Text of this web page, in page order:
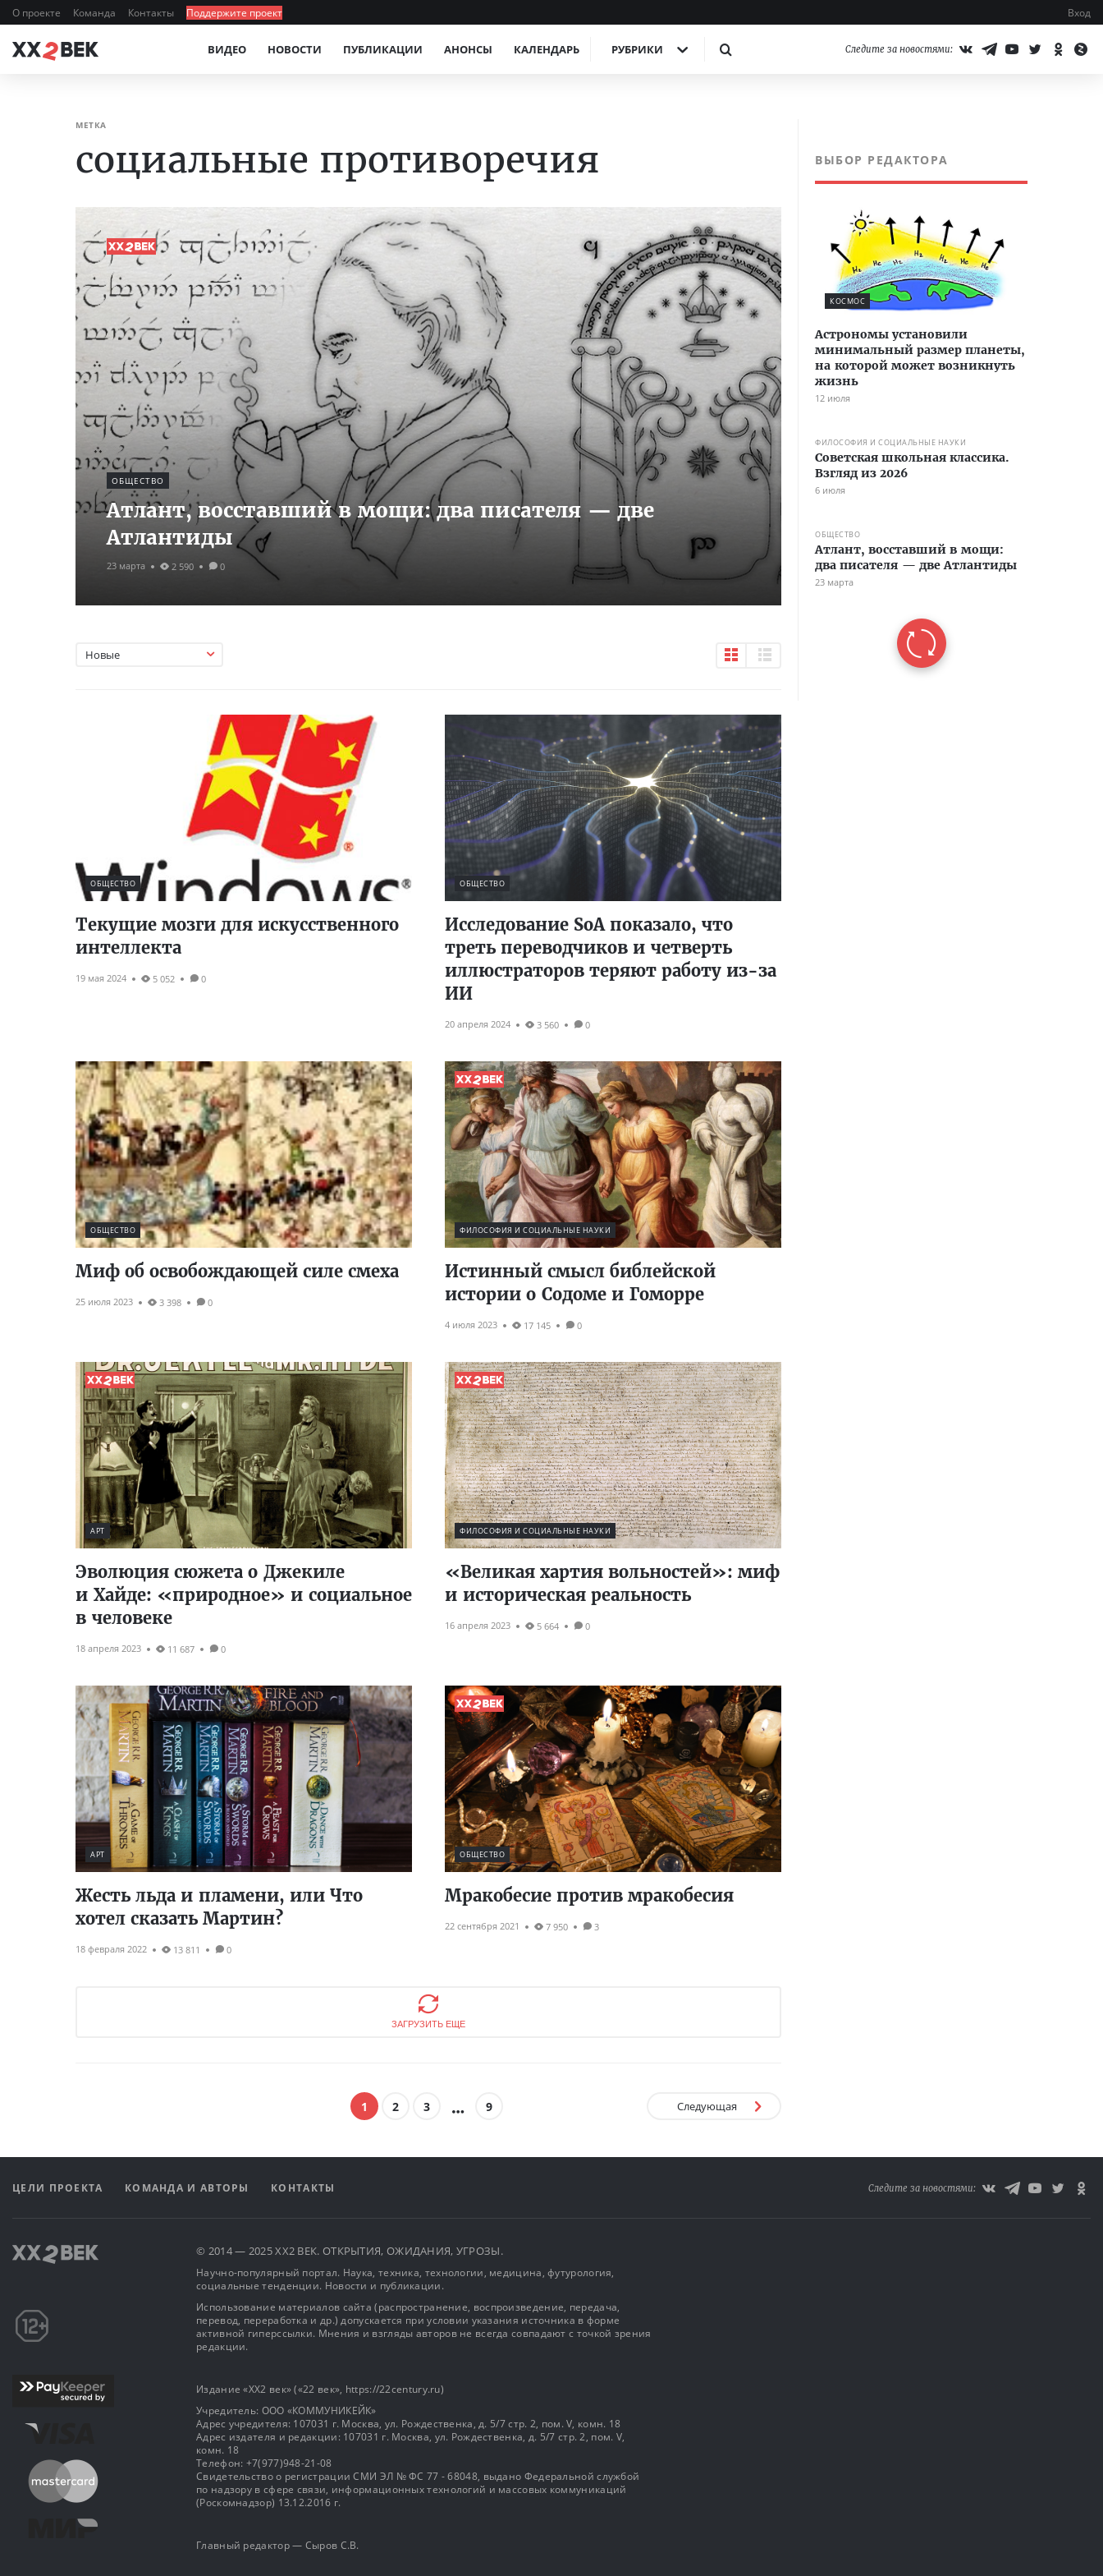
О проекте Команда Контакты Поддержите проект Вход
ВИДЕО НОВОСТИ ПУБЛИКАЦИИ АНОНСЫ КАЛЕНДАРЬ РУБРИКИ Следите за новостями:
МЕТКА
социальные противоречия
ОБЩЕСТВО
Атлант, восставший в мощи: два писателя — две
Атлантиды
23 марта 2 590 0
Новые
ОБЩЕСТВО
Текущие мозги для искусственного
интеллекта
19 мая 2024 5 052 0
ОБЩЕСТВО
Исследование SoA показало, что
треть переводчиков и четверть
иллюстраторов теряют работу из-за
ИИ
20 апреля 2024 3 560 0
ОБЩЕСТВО
Миф об освобождающей силе смеха
25 июля 2023 3 398 0
ФИЛОСОФИЯ И СОЦИАЛЬНЫЕ НАУКИ
Истинный смысл библейской
истории о Содоме и Гоморре
4 июля 2023 17 145 0
АРТ
Эволюция сюжета о Джекиле
и Хайде: «природное» и социальное
в человеке
18 апреля 2023 11 687 0
ФИЛОСОФИЯ И СОЦИАЛЬНЫЕ НАУКИ
«Великая хартия вольностей»: миф
и историческая реальность
16 апреля 2023 5 664 0
АРТ
Жесть льда и пламени, или Что
хотел сказать Мартин?
18 февраля 2022 13 811 0
ОБЩЕСТВО
Мракобесие против мракобесия
22 сентября 2021 7 950 3
ЗАГРУЗИТЬ ЕЩЕ
1 2 3 9 Следующая
ВЫБОР РЕДАКТОРА
КОСМОС
Астрономы установили
минимальный размер планеты,
на которой может возникнуть
жизнь
12 июля
ФИЛОСОФИЯ И СОЦИАЛЬНЫЕ НАУКИ
Советская школьная классика.
Взгляд из 2026
6 июля
ОБЩЕСТВО
Атлант, восставший в мощи:
два писателя — две Атлантиды
23 марта
ЦЕЛИ ПРОЕКТА КОМАНДА И АВТОРЫ КОНТАКТЫ Следите за новостями:
© 2014 — 2025 XX2 ВЕК. ОТКРЫТИЯ, ОЖИДАНИЯ, УГРОЗЫ.
Научно-популярный портал. Наука, техника, технологии, медицина, футурология,
социальные тенденции. Новости и публикации.
Использование материалов сайта (распространение, воспроизведение, передача,
перевод, переработка и др.) допускается при условии указания источника в форме
активной гиперссылки. Мнения и взгляды авторов не всегда совпадают с точкой зрения
редакции.
Издание «XX2 век» («22 век», https://22century.ru)
Учредитель: OOO «КОММУНИКЕЙК»
Адрес учредителя: 107031 г. Москва, ул. Рождественка, д. 5/7 стр. 2, пом. V, комн. 18
Адрес издателя и редакции: 107031 г. Москва, ул. Рождественка, д. 5/7 стр. 2, пом. V,
комн. 18
Телефон: +7(977)948-21-08
Свидетельство о регистрации СМИ ЭЛ № ФС 77 - 68048, выдано Федеральной службой
по надзору в сфере связи, информационных технологий и массовых коммуникаций
(Роскомнадзор) 13.12.2016 г.
Главный редактор — Сыров С.В.